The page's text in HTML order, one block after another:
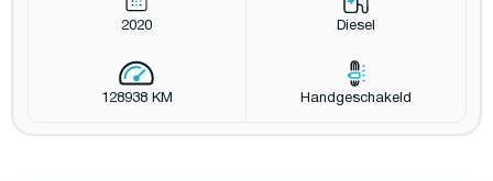
2020 Diesel
128938 KM Handgeschakeld